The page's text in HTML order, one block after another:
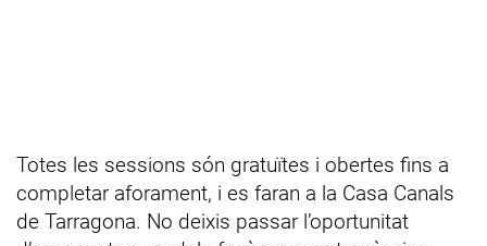
Totes les sessions són gratuïtes i obertes fins a
completar aforament, i es faran a la Casa Canals
de Tarragona. No deixis passar l’oportunitat